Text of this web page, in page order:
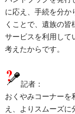
に応え、手続を分か
くことで、遺族の
サービスを利用して
考えたからです。
記者：
おくやみコーナーを
え、よりスムーズに